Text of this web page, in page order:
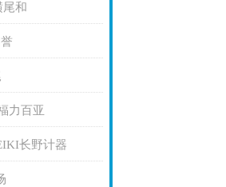
和
力百亚
长野计器